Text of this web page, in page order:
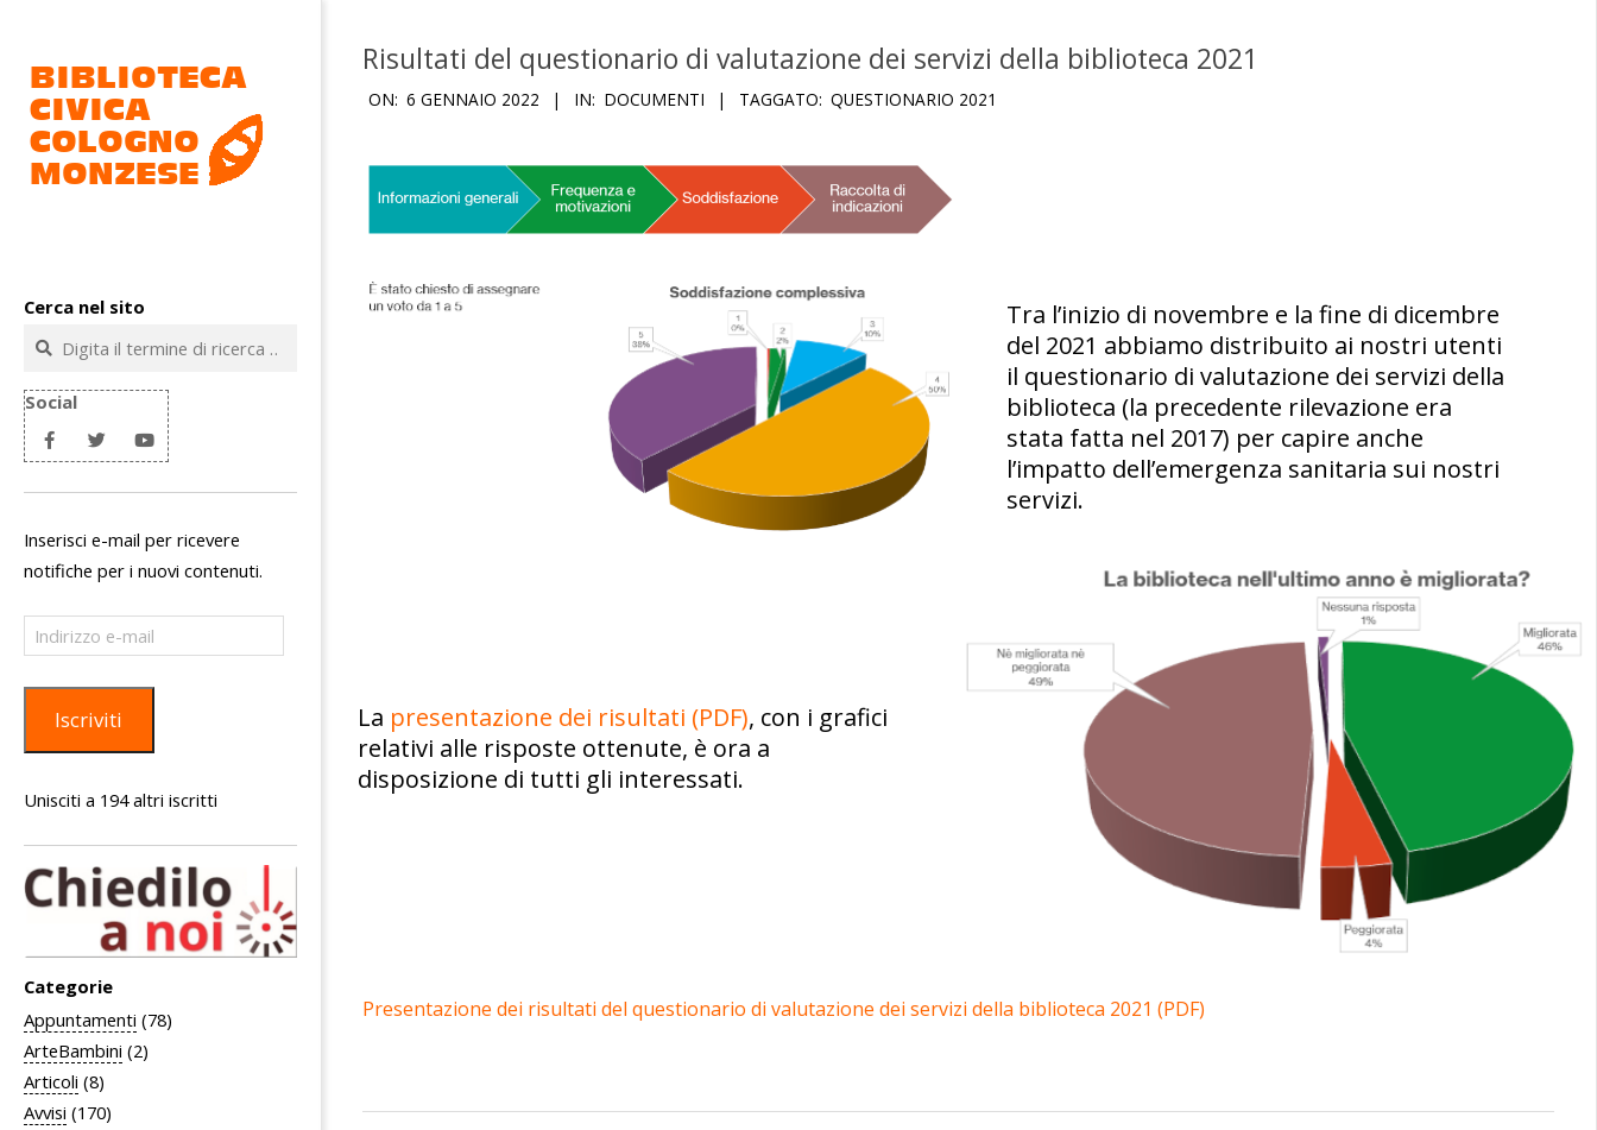
contenuto
civica
Cologno
Monzese
Cerca nel sito
Cerca
Social
Inserisci e-mail per ricevere
notifiche per i nuovi contenuti.
Indirizzo
e-
Iscriviti
Unisciti a 194 altri iscritti
Categorie
Appuntamenti (78)
ArteBambini (2)
Articoli (8)
Avvisi (170)
Risultati del questionario di valutazione dei servizi della biblioteca 2021
ON: 6 GENNAIO 2022 IN: DOCUMENTI TAGGATO: QUESTIONARIO 2021
Tra l’inizio di novembre e la fine di dicembre
del 2021 abbiamo distribuito ai nostri utenti
il questionario di valutazione dei servizi della
biblioteca (la precedente rilevazione era
stata fatta nel 2017) per capire anche
l’impatto dell’emergenza sanitaria sui nostri
servizi.
La presentazione dei risultati (PDF), con i grafici
relativi alle risposte ottenute, è ora a
disposizione di tutti gli interessati.
Presentazione dei risultati del questionario di valutazione dei servizi della biblioteca 2021 (PDF)